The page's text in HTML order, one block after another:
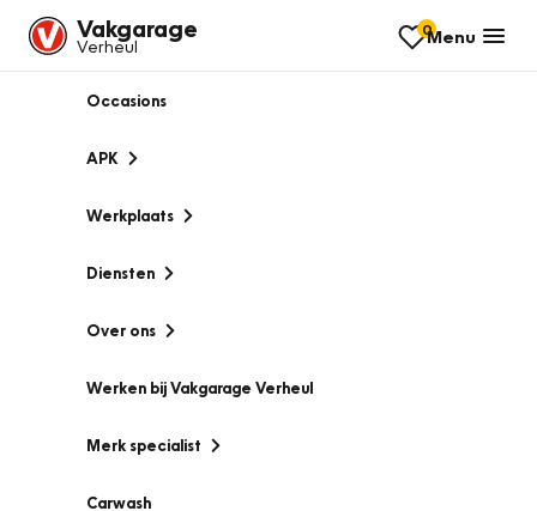
Vakgarage
Verheul
0Menu
Occasions
APK
Werkplaats
Diensten
Over ons
Werken bij Vakgarage Verheul
Merk specialist
Carwash